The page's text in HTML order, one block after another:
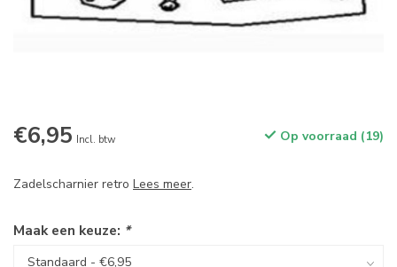
€6,95 Incl. btw Op voorraad (19)
Zadelscharnier retro Lees meer.
Maak een keuze: *